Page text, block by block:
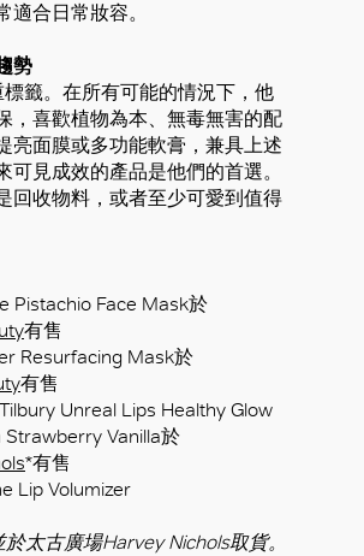
適合日常妝容。
勢
籤。在所有可能的情況下，他
，喜歡植物為本、無毒無害的配
亮面膜或多功能軟膏，兼具上述
可見成效的產品是他們的首選。
回收物料，或者至少可愛到值得
Pistachio Face Mask於
有售
Resurfacing Mask於
有售
Unreal Lips Healthy Glow
Strawberry Vanilla於
*有售
Lip Volumizer
太古廣場Harvey Nichols取貨。